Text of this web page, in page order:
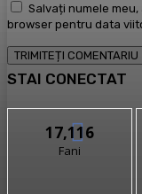
Salvați numele
browser pentru data
STAI CONECTAT
17,116
Fani